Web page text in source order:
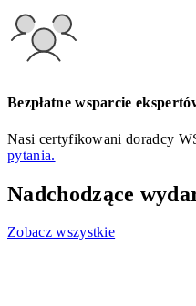
Bezpłatne wsparcie
Nasi certyfikowani doradcy
pytania.
Nadchodzące
Zobacz wszystkie